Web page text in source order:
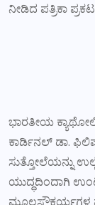
ನೀಡಿದ ಪತ್ರಿಕಾ
ಭಾರತೀಯ
ಕಾರ್ಡಿನಲ್ ಡಾ.
ಸುತ್ತೋಲೆಯನ್ನು
ಯುದ್ಧದಿಂದಾಗಿ